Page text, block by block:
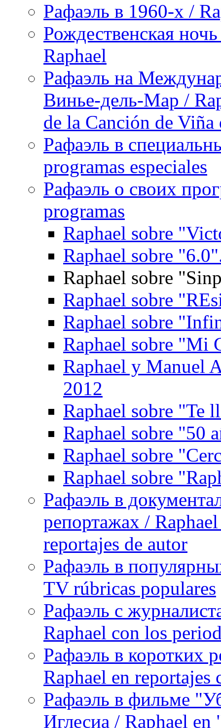
Рафаэль в 1960-х /
Рождественская
Raphael
Рафаэль на
Винье-дель-Мар /
de la Canción de
Рафаэль в
programas especiales
Рафаэль о своих
programas
Raphael sobre
Raphael sobre
Raphael sobre
Raphael sobre
Raphael sobre
Raphael sobre "Mi
Raphael y Manuel
2012
Raphael sobre "Te
Raphael sobre "50
Raphael sobre
Raphael sobre
Рафаэль в
репортажах /
reportajes de autor
Рафаэль в
TV rúbricas populares
Рафаэль с
Raphael con los
Рафаэль в коротких
Raphael en reportajes
Рафаэль в фильме
Иглесиа / Raphael